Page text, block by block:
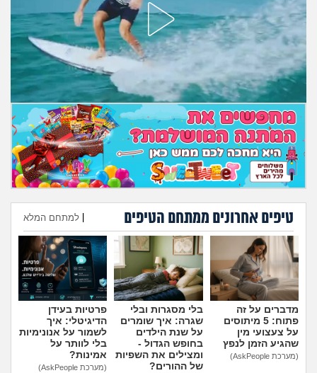
מה שעובר עליי
שומרים על הגוף
פיננסי וכלכלה
בין הסדינים
חיות מחמד
יוקר המחיה
טיפים אחרונים ממתחם הטיפים למתחם המלא
הוספת טיפ
מדברים על זה
פתוח: 5 מיתוסים
על צעצועי מין
שהגיע הזמן לנפץ
(מערכת AskPeople)
בלי מסגרות ובלי
שגרה: איך שומרים
על שנת הילדים
בחופש הגדול -
ומצילים את השפיות
של ההורים?
פרטיות בעידן
הדיגיטלי: איך
לשמור על אנונימיות
בלי לוותר על
אמינות?
(מערכת AskPeople)